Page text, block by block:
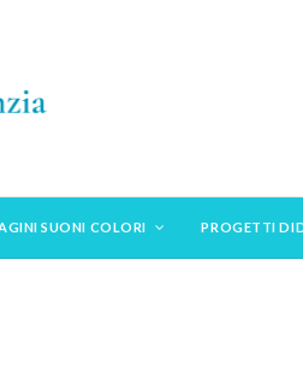
SUONI COLORI PROGETTI